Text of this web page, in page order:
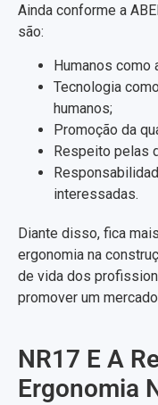
Ainda conforme a
são:
Humanos
Tecnologia
humanos;
Promoção da
Respeito pelas
interessadas.
Diante disso, fica
ergonomia na
de vida dos
promover um
NR17 E A
Ergonomia